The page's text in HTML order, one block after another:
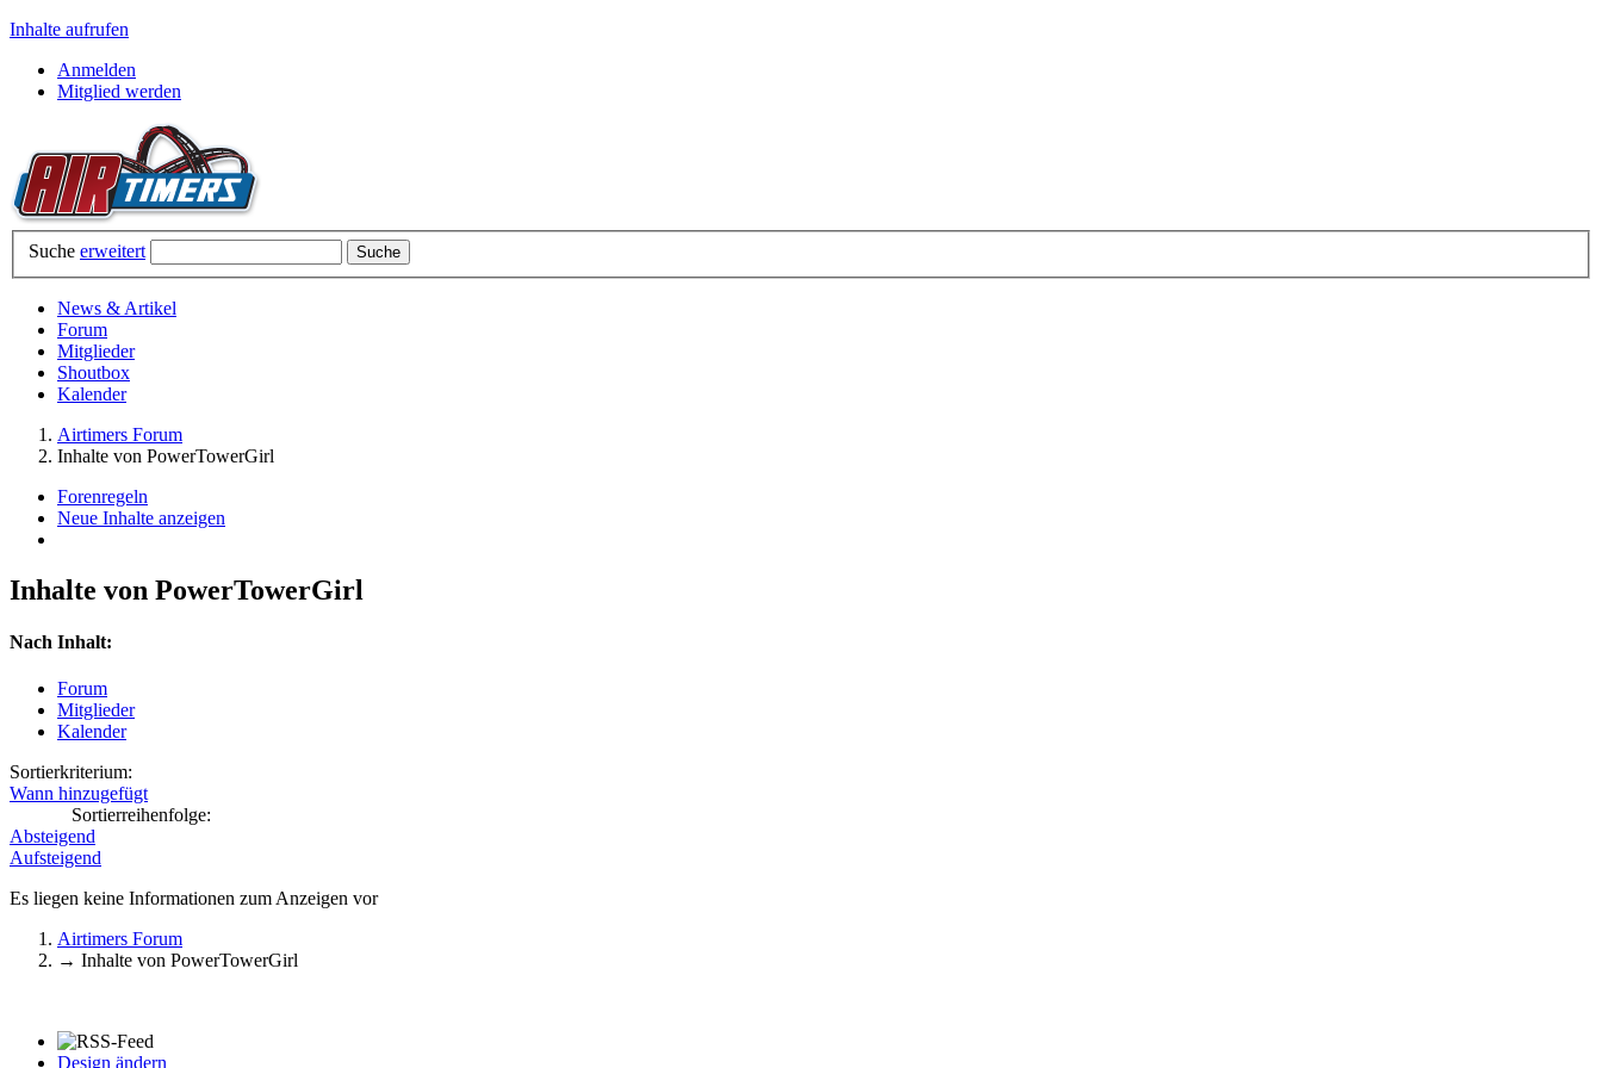
Inhalte aufrufen
Anmelden
Mitglied werden
Suche erweitert
News & Artikel
Forum
Mitglieder
Shoutbox
Kalender
Airtimers Forum
Inhalte von PowerTowerGirl
Forenregeln
Neue Inhalte anzeigen
Inhalte von PowerTowerGirl
Nach Inhalt:
Forum
Mitglieder
Kalender
Sortierkriterium:
Wann hinzugefügt
Sortierreihenfolge:
Absteigend
Aufsteigend
Es liegen keine Informationen zum Anzeigen vor
Airtimers Forum
→ Inhalte von PowerTowerGirl
Design ändern